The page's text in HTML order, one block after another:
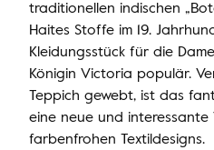
traditionellen indischen
Haites Stoffe im 19.
Kleidungsstück für die
Königin Victoria populär.
Teppich gewebt, ist das
eine neue und interessante
farbenfrohen Textildesigns.